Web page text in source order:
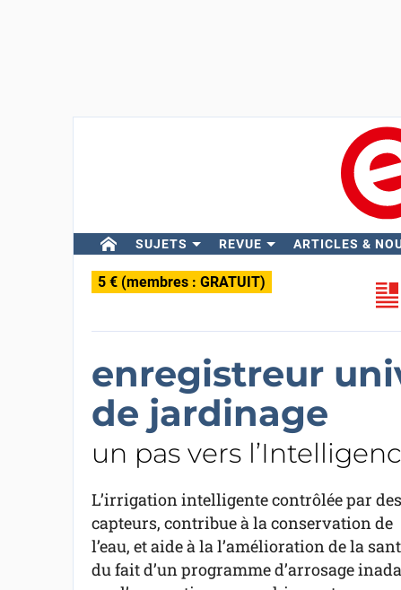
SUJETS REVUE ARTICLES &
5 € (membres : GRATUIT)
enregistreur
de jardinage
un pas vers
L’irrigation intelligente contrôlée par des
capteurs, contribue à la conservation de
l’eau, et aide à la l’amélioration de la
du fait d’un programme d’arrosage